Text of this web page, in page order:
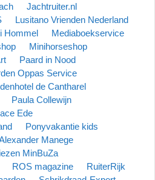
Jachtruiter.nl
Lusitano Vrienden Nederland
Hommel
Mediaboekservice
Minihorseshop
Paard in Nood
Oppas Service
de Cantharel
Paula Collewijn
Ede
Ponyvakantie kids
Manege
MinBuZa
ROS magazine
RuiterRijk